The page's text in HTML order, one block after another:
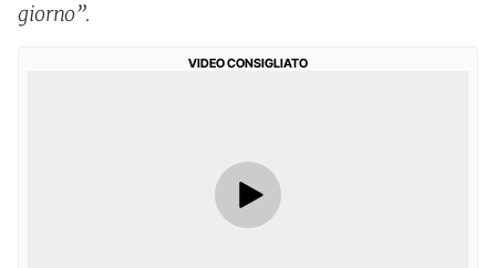
giorno”.
VIDEO CONSIGLIATO